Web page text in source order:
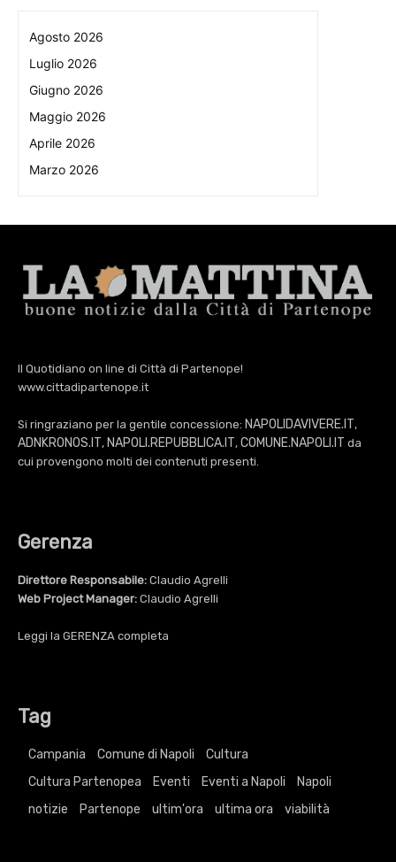
Agosto 2026
Luglio 2026
Giugno 2026
Maggio 2026
Aprile 2026
Marzo 2026
Il Quotidiano on line di Città di Partenope!
www.cittadipartenope.it
Si ringraziano per la gentile concessione: NAPOLIDAVIVERE.IT,
ADNKRONOS.IT, NAPOLI.REPUBBLICA.IT, COMUNE.NAPOLI.IT da
cui provengono molti dei contenuti presenti.
Gerenza
Direttore Responsabile: Claudio Agrelli
Web Project Manager: Claudio Agrelli
Leggi la GERENZA completa
Tag
Campania Comune di Napoli
Cultura
Cultura Partenopea
Eventi Eventi a Napoli
Napoli
notizie
Partenope ultim'ora ultima ora viabilità